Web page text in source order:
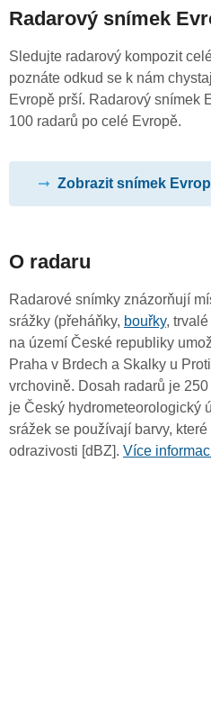
Radarový snímek
Sledujte radarový kompozit
poznáte odkud se k nám
Evropě prší. Radarový snímek
100 radarů po celé Evropě.
Zobrazit snímek
O radaru
Radarové snímky znázorňují
srážky (přeháňky, bouřky,
na území České republiky
Praha v Brdech a Skalky u
vrchovině. Dosah radarů je
je Český hydrometeorologický
srážek se používají barvy,
odrazivosti [dBZ]. Více